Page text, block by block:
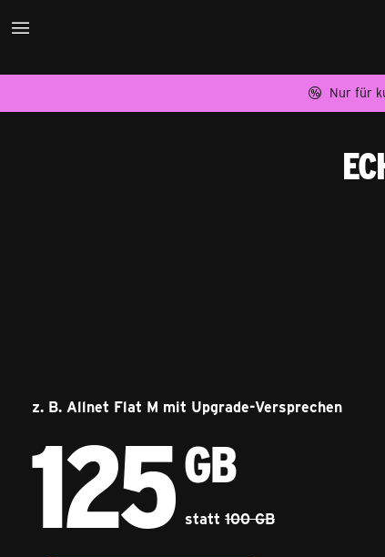
Das Angebot von congstar im
Nur für
z. B. Allnet Flat M mit Upgrade-Versprechen
125GB
statt 100 GB